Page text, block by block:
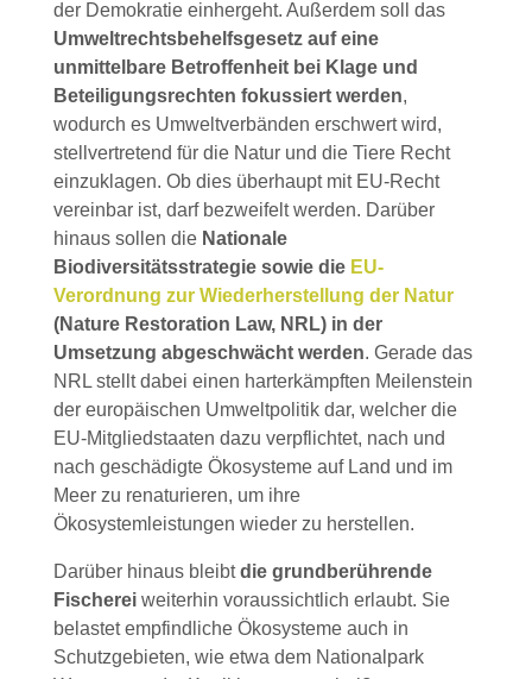
der Demokratie einhergeht. Außerdem soll das
Umweltrechtsbehelfsgesetz auf eine
unmittelbare Betroffenheit bei Klage und
Beteiligungsrechten fokussiert werden,
wodurch es Umweltverbänden erschwert wird,
stellvertretend für die Natur und die Tiere Recht
einzuklagen. Ob dies überhaupt mit EU-Recht
vereinbar ist, darf bezweifelt werden. Darüber
hinaus sollen die Nationale
Biodiversitätsstrategie sowie die EU-
Verordnung zur Wiederherstellung der Natur
(Nature Restoration Law, NRL) in der
Umsetzung abgeschwächt werden. Gerade das
NRL stellt dabei einen harterkämpften Meilenstein
der europäischen Umweltpolitik dar, welcher die
EU-Mitgliedstaaten dazu verpflichtet, nach und
nach geschädigte Ökosysteme auf Land und im
Meer zu renaturieren, um ihre
Ökosystemleistungen wieder zu herstellen.
Darüber hinaus bleibtdie grundberührende
Fischereiweiterhin voraussichtlich erlaubt. Sie
belastet empfindliche Ökosysteme auch in
Schutzgebieten, wie etwa dem Nationalpark